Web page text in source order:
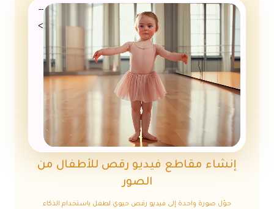
إنشاء مقاطع فيديو رقص للأطفال من
الصور
حوّل صورة واحدة إلى فيديو رقص حيوي لطفل باستخدام الذكاء
--
>